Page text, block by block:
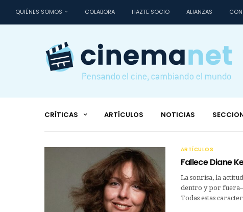
QUIÉNES SOMOS COLABORA HAZTE SOCIO ALIANZAS
CRÍTICAS ARTÍCULOS NOTICIAS
ARTÍCULOS
Fallece Diane
La sonrisa, la
dentro y por
Todas estas